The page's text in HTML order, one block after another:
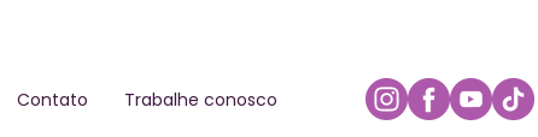
Contato Trabalhe conosco